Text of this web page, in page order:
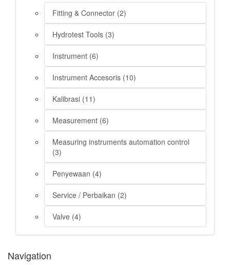
Fitting & Connector (2)
Hydrotest Tools (3)
Instrument (6)
Instrument Accesoris (10)
Kalibrasi (11)
Measurement (6)
Measuring instruments automation control
(3)
Penyewaan (4)
Service / Perbaikan (2)
Valve (4)
Navigation